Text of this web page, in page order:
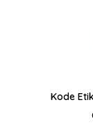
Kode Etik